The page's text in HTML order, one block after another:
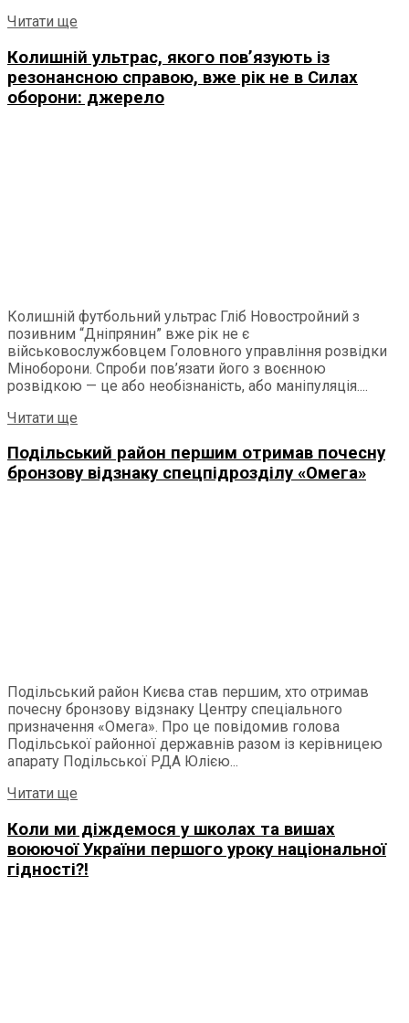
Читати ще
Колишній ультрас, якого пов’язують із
резонансною справою, вже рік не в Силах
оборони: джерело
Колишній футбольний ультрас Гліб Новостройний з
позивним “Дніпрянин” вже рік не є
військовослужбовцем Головного управління розвідки
Міноборони. Спроби пов’язати його з воєнною
розвідкою — це або необізнаність, або маніпуляція....
Читати ще
Подільський район першим отримав почесну
бронзову відзнаку спецпідрозділу «Омега»
Подільський район Києва став першим, хто отримав
почесну бронзову відзнаку Центру спеціального
призначення «Омега». Про це повідомив голова
Подільської районної державнів разом із керівницею
апарату Подільської РДА Юлією...
Читати ще
Коли ми діждемося у школах та вишах
воюючої України першого уроку національної
гідності?!